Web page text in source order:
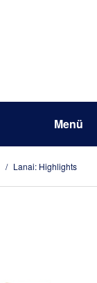
Menü
/ Lanai: Highlights